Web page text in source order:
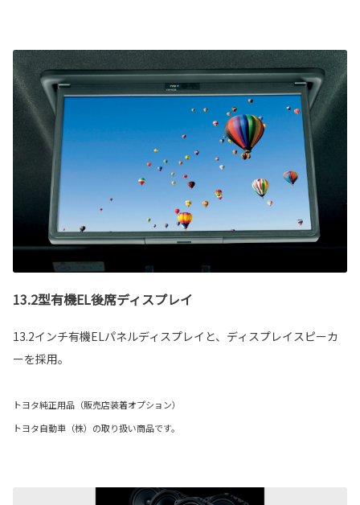
13.2型有機EL後席ディスプレイ
13.2インチ有機ELパネルディスプレイと、ディスプレイスピーカ
ーを採用。
トヨタ純正用品（販売店装着オプション）
トヨタ自動車（株）の取り扱い商品です。